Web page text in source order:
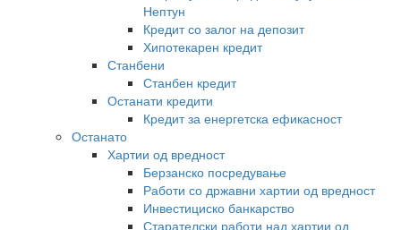
Нептун
Кредит со залог на депозит
Хипотекарен кредит
Станбени
Станбен кредит
Останати кредити
Кредит за енергетска ефикасност
Останато
Хартии од вредност
Берзанско посредување
Работи со државни хартии од вредност
Инвестициско банкарство
Старателски работи над хартии од